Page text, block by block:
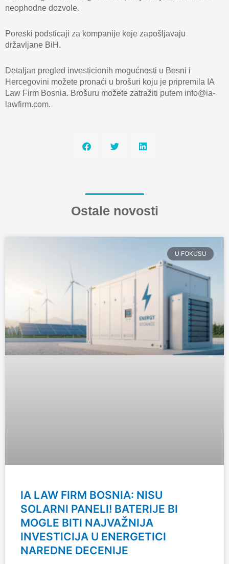
neophodne dozvole.
Poreski podsticaji za kompanije koje zapošljavaju
državljane BiH.
Detaljan pregled investicionih mogućnosti u Bosni i
Hercegovini možete pronaći u brošuri koju je pripremila IA
Law Firm Bosnia. Brošuru možete zatražiti putem info@ia-
lawfirm.com.
Ostale novosti
U FOKUSU
IA LAW FIRM BOSNIA: NISU
SOLARNI PANELI! BATERIJE BI
MOGLE BITI NAJVAŽNIJA
INVESTICIJA U ENERGETICI
NAREDNE DECENIJE